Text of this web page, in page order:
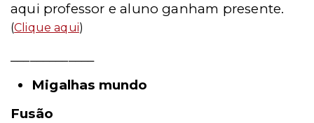
aqui professor e aluno ganham presente.
(Clique aqui)
Migalhas mundo
Fusão